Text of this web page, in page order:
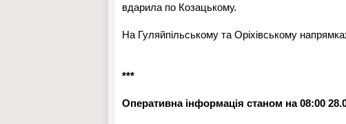
вдарила по Козацькому.
На Гуляйпільському та Оріхівському
***
Оперативна інформація станом на 08:00